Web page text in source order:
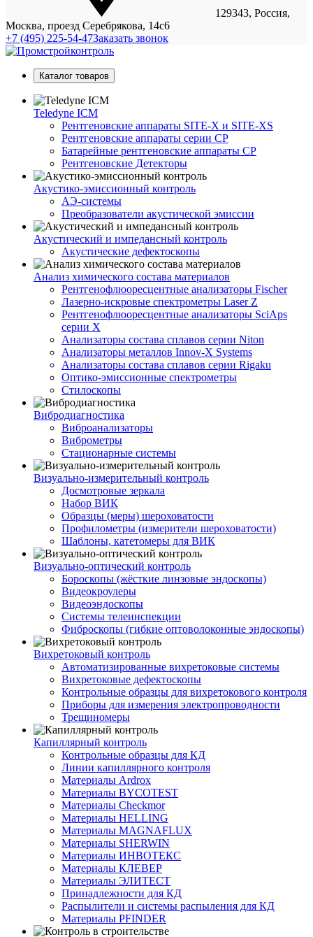
129343, Россия,
Москва, проезд Серебрякова, 14с6
+7 (495) 225-54-47Заказать звонок
Каталог товаров
Teledyne ICM
Рентгеновские аппараты SITE-X и SITE-XS
Рентгеновские аппараты серии CP
Батарейные рентгеновские аппараты CP
Рентгеновские Детекторы
Акустико-эмисcионный контроль
АЭ-системы
Преобразователи акустической эмиссии
Акустический и импедансный контроль
Акустические дефектоскопы
Анализ химического состава материалов
Рентгенофлюоресцентные анализаторы Fischer
Лазерно-искровые спектрометры Laser Z
Рентгенофлюоресцентные анализаторы SciAps
серии Х
Анализаторы состава сплавов серии Niton
Анализаторы металлов Innov-X Systems
Анализаторы состава сплавов серии Rigaku
Оптико-эмиссионные спектрометры
Стилоскопы
Вибродиагностика
Виброанализаторы
Виброметры
Стационарные системы
Визуально-измерительный контроль
Досмотровые зеркала
Набор ВИК
Образцы (меры) шероховатости
Профилометры (измерители шероховатости)
Шаблоны, катетомеры для ВИК
Визуально-оптический контроль
Бороскопы (жёсткие линзовые эндоскопы)
Видеокроулеры
Видеоэндоскопы
Системы телеинспекции
Фиброскопы (гибкие оптоволоконные эндоскопы)
Вихретоковый контроль
Автоматизированные вихретоковые системы
Вихретоковые дефектоскопы
Контрольные образцы для вихретокового контроля
Приборы для измерения электропроводности
Трещиномеры
Капиллярный контроль
Контрольные образцы для КД
Линии капиллярного контроля
Материалы Ardrox
Материалы BYCOTEST
Материалы Checkmor
Материалы HELLING
Материалы MAGNAFLUX
Материалы SHERWIN
Материалы ИНВОТЕКС
Материалы КЛЕВЕР
Материалы ЭЛИТЕСТ
Принадлежности для КД
Распылители и системы распыления для КД
Материалы PFINDER